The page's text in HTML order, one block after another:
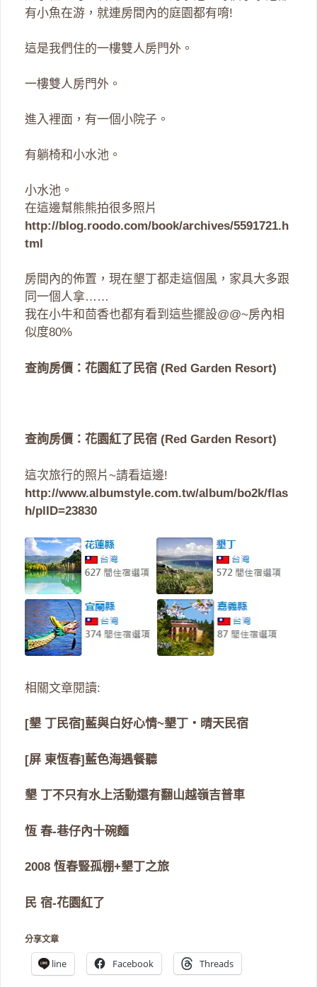
有小魚在游，就連房間內的庭園都有唷!
這是我們住的一樓雙人房門外。
一樓雙人房門外。
進入裡面，有一個小院子。
有躺椅和小水池。
小水池。
在這邊幫熊熊拍很多照片
http://blog.roodo.com/book/archives/5591721.h
tml
房間內的佈置，現在墾丁都走這個風，家具大多跟
同一個人拿……
我在小牛和茴香也都有看到這些擺設@@~房內相
似度80%
查詢房價：花園紅了民宿 (Red Garden Resort)
查詢房價：花園紅了民宿 (Red Garden Resort)
這次旅行的照片~請看這邊!
http://www.albumstyle.com.tw/album/bo2k/flas
h/plID=23830
相關文章閱讀:
[墾 丁民宿]藍與白好心情~墾丁‧晴天民宿
[屏 東恆春]藍色海遇餐聽
墾 丁不只有水上活動還有翻山越嶺吉普車
恆 春-巷仔內十碗麵
2008 恆春豎孤棚+墾丁之旅
民 宿-花園紅了
分享文章
line Facebook Threads